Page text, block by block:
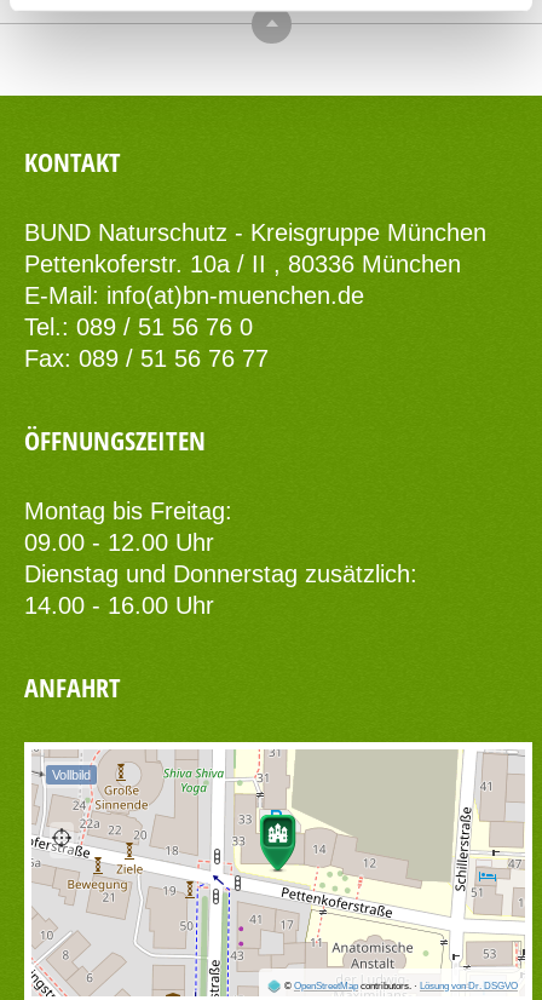
Top
KONTAKT
BUND Naturschutz - Kreisgruppe München
Pettenkoferstr. 10a / II , 80336 München
E-Mail: info(at)bn-muenchen.de
Tel.: 089 / 51 56 76 0
Fax: 089 / 51 56 76 77
ÖFFNUNGSZEITEN
Montag bis Freitag:
09.00 - 12.00 Uhr
Dienstag und Donnerstag zusätzlich:
14.00 - 16.00 Uhr
ANFAHRT
© OpenStreetMapcontributors. · Lösung von Dr. DSGVO
Vollbild